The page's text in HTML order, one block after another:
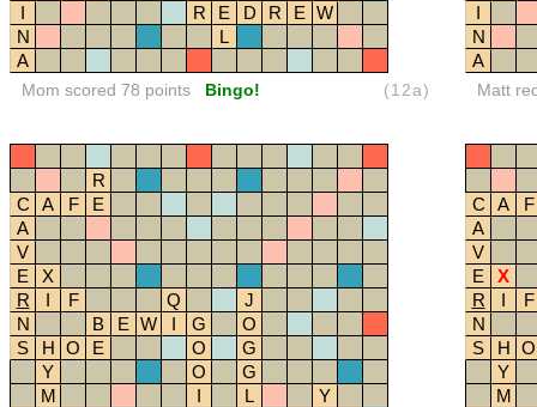
I
R E D R E W
N
L
A
Mom scored 78 points Bingo! (12a)
I
N
A
Matt
R
C
A F
E
A
V
E
X
R
I F Q
J
N
B E W I G
O
S
H O E O
G
Y
O
G
M
I L
Y
C A
F
A
V
E
X
R
I
F
N
S
H O
Y
M